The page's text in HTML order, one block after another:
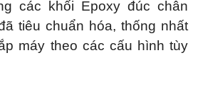
các khối Epoxy đúc chân
tiêu chuẩn hóa, thống nhất
máy theo các cấu hình tùy